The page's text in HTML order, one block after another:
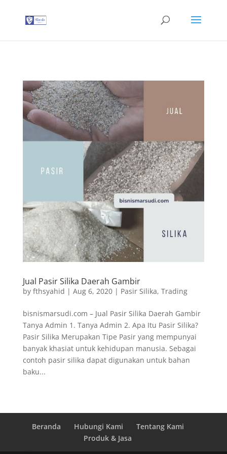
Jual Pasir Silika Daerah Gambir
by fthsyahid | Aug 6, 2020| Pasir Silika, Trading
bisnismarsudi.com – Jual Pasir Silika Daerah Gambir
Tanya Admin 1. Tanya Admin 2. Apa Itu Pasir Silika?
Pasir Silika Merupakan Tipe Pasir yang mempunyai
banyak khasiat untuk kehidupan manusia. Sebagai
contoh pasir silika dapat digunakan untuk bahan
baku...
Beranda Hubungi Kami
Tentang Kami
Produk & Jasa